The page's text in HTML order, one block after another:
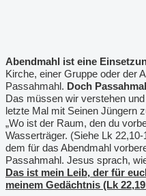
Abendmahl ist eine
Kirche, einer Gruppe oder der
Passahmahl. Doch
Das müssen wir verstehen
letzte Mal mit Seinen Jüngern
„Wo ist der Raum, den du
Wasserträger. (Siehe Lk
dem für das Abendmahl
Passahmahl. Jesus sprach,
Das ist mein Leib, der für
meinem Gedächtnis (Lk